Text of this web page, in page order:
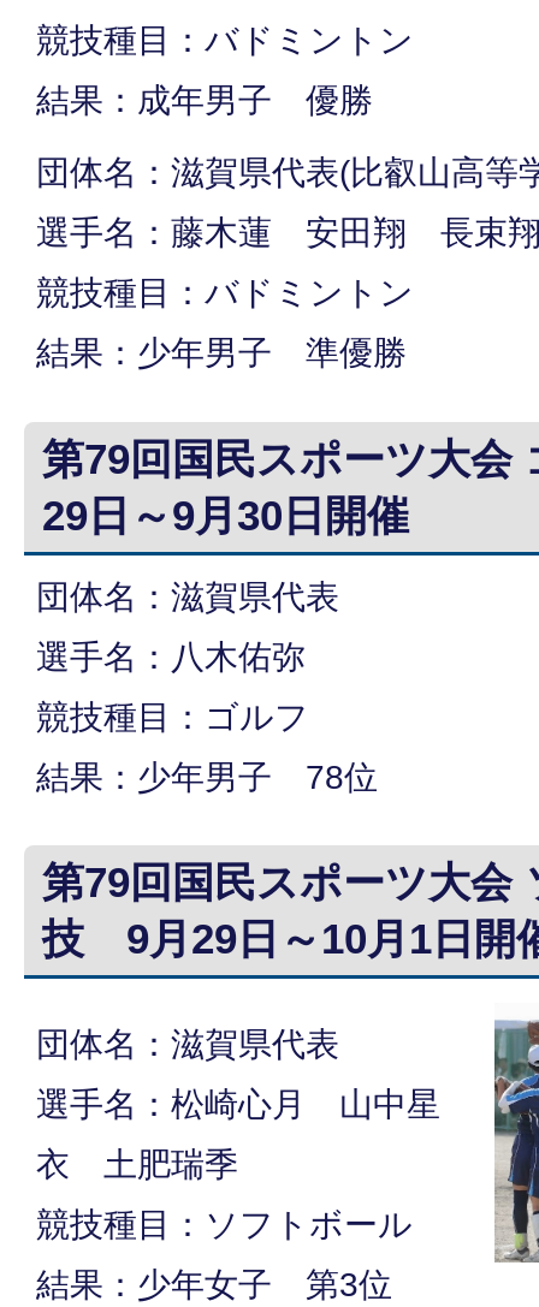
競技種目：バドミントン
結果：成年男子 優勝
団体名：滋賀県代表(比叡山高等
選手名：藤木蓮 安田翔 長束
競技種目：バドミントン
結果：少年男子 準優勝
第79回国民スポーツ大
29日～9月30日開催
団体名：滋賀県代表
選手名：八木佑弥
競技種目：ゴルフ
結果：少年男子 78位
第79回国民スポーツ大会
技 9月29日～10月1日開
団体名：滋賀県代表
選手名：松崎心月 山中星
衣 土肥瑞季
競技種目：ソフトボール
結果：少年女子 第3位